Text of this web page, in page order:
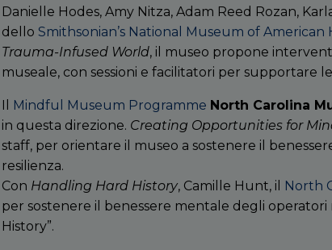
Danielle Hodes, Amy Nitza, Adam Reed Rozan,
dello Smithsonian’s National Museum of American
Trauma-Infused World, il museo propone
museale, con sessioni e facilitatori per supportare
Il Mindful Museum Programme North Carolina
in questa direzione. Creating Opportunities for
staff, per orientare il museo a sostenere il
resilienza.
Con Handling Hard History, Camille Hunt, il North
per sostenere il benessere mentale degli operatori
History”.